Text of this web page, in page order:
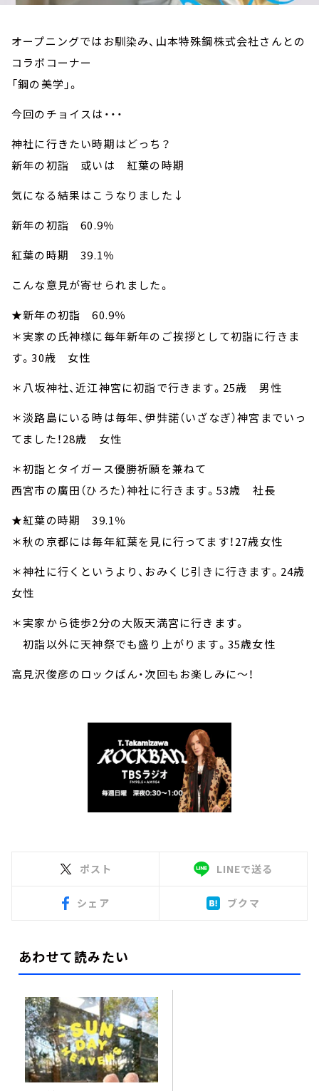
オープニングではお馴染み、山本特殊鋼株式会社さんとの
コラボコーナー
「鋼の美学」。
今回のチョイスは・・・
神社に行きたい時期はどっち？
新年の初詣 或いは 紅葉の時期
気になる結果はこうなりました↓
新年の初詣 60.9％
紅葉の時期 39.1％
こんな意見が寄せられました。
★新年の初詣 60.9％
＊実家の氏神様に毎年新年のご挨拶として初詣に行きま
す。30歳 女性
＊八坂神社、近江神宮に初詣で行きます。25歳 男性
＊淡路島にいる時は毎年、伊弉諾（いざなぎ）神宮までいっ
てました！28歳 女性
＊初詣とタイガース優勝祈願を兼ねて
西宮市の廣田（ひろた）神社に行きます。53歳 社長
★紅葉の時期 39.1％
＊秋の京都には毎年紅葉を見に行ってます！27歳女性
＊神社に行くというより、おみくじ引きに行きます。24歳
女性
＊実家から徒歩2分の大阪天満宮に行きます。
初詣以外に天神祭でも盛り上がります。35歳女性
高見沢俊彦のロックばん・次回もお楽しみに～！
ポスト LINEで送る
シェア ブクマ
あわせて読みたい